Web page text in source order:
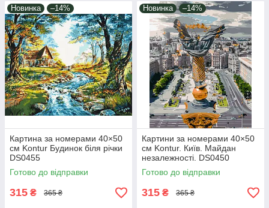
Новинка –14%
Картина за номерами 40×50
см Kontur Будинок біля річки
DS0455
Готово до відправки
315 ₴ 365 ₴
Новинка –14%
Картини за номерами 40×50
см Kontur. Київ. Майдан
незалежності. DS0450
Готово до відправки
315 ₴ 365 ₴